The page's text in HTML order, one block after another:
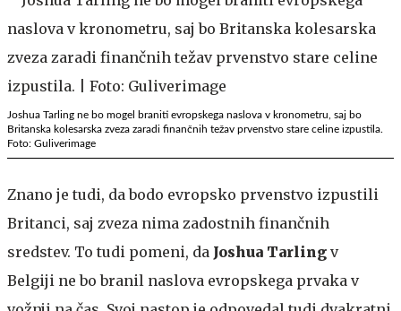
Joshua Tarling ne bo mogel braniti evropskega naslova v kronometru, saj bo
Britanska kolesarska zveza zaradi finančnih težav prvenstvo stare celine izpustila.
Foto: Guliverimage
Znano je tudi, da bodo evropsko prvenstvo izpustili
Britanci, saj zveza nima zadostnih finančnih
sredstev. To tudi pomeni, da Joshua Tarling v
Belgiji ne bo branil naslova evropskega prvaka v